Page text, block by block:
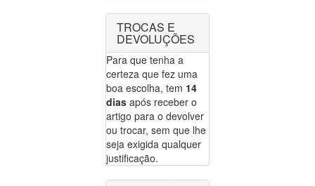
TROCAS E
DEVOLUÇÕES
Para que tenha a
certeza que fez uma
boa escolha, tem 14
dias após receber o
artigo para o devolver
ou trocar, sem que lhe
seja exigida qualquer
justificação.